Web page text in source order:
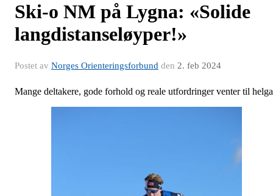
Ski-o NM på Lygna: «Solide
langdistanseløyper!»
Postet av Norges Orienteringsforbund den 2. feb 2024
Mange deltakere, gode forhold og reale utfordringer venter til